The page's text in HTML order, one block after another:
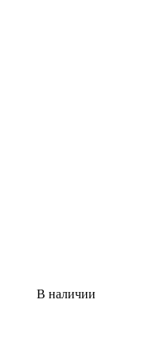
В наличии